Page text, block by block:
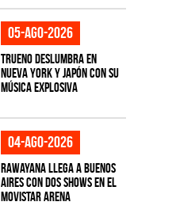
05-ago-2026
TRUENO deslumbra en
Nueva York y Japón con su
música explosiva
04-ago-2026
Rawayana llega a Buenos
Aires con dos shows en el
Movistar Arena